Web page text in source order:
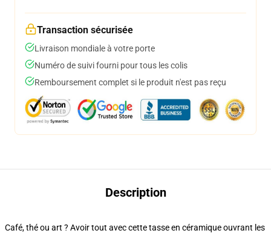
Transaction sécurisée
Livraison mondiale à votre porte
Numéro de suivi fourni pour tous les colis
Remboursement complet si le produit n'est pas reçu
Description
Café, thé ou art ? Avoir tout avec cette tasse en céramique ouvrant les